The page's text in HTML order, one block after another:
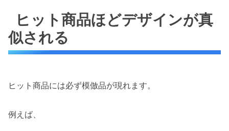
ヒット商品ほどデザインが真
似される
ヒット商品には必ず模倣品が現れます。
例えば、